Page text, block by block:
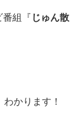
番組『 じゅん散
かります！